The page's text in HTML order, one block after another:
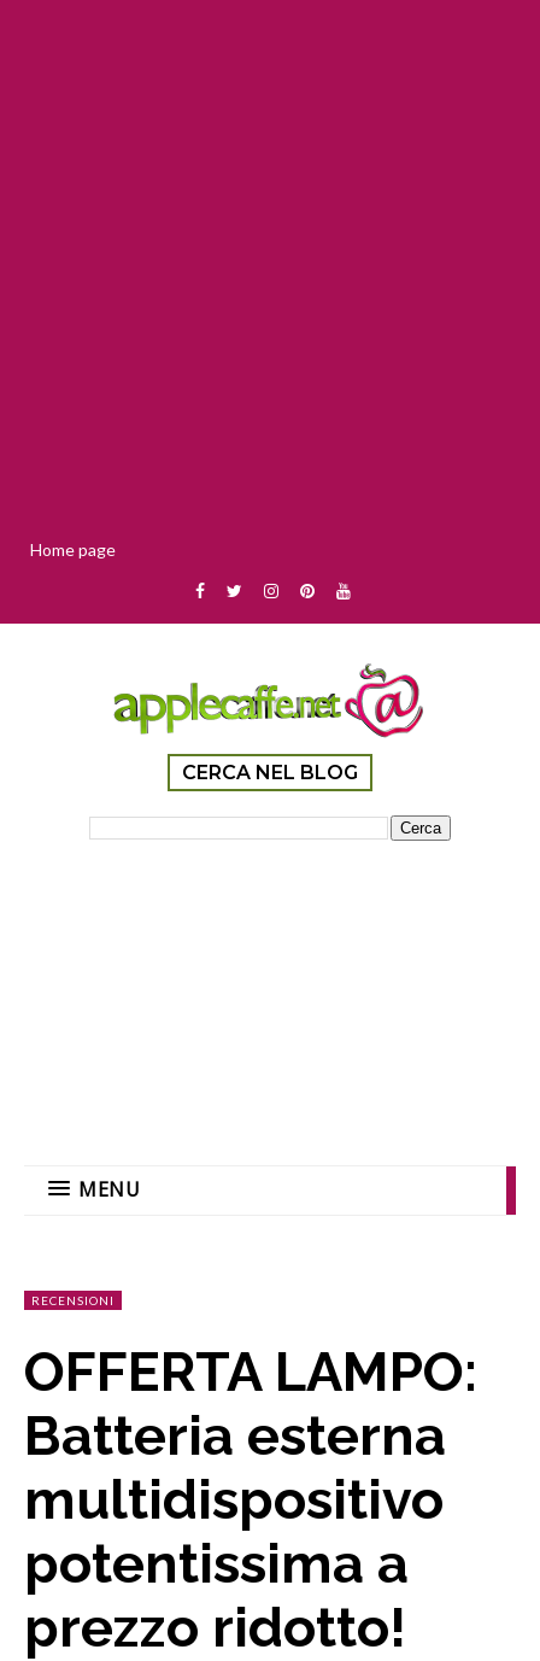
Home page
CERCA NEL BLOG
MENU
RECENSIONI
OFFERTA LAMPO:
Batteria esterna
multidispositivo
potentissima a
prezzo ridotto!